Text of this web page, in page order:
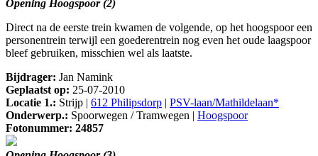
Opening Hoogspoor (2)
Direct na de eerste trein kwamen de volgende, op het hoogspoor een
personentrein terwijl een goederentrein nog even het oude laagspoor
bleef gebruiken, misschien wel als laatste.
Bijdrager: Jan Namink
Geplaatst op: 25-07-2010
Locatie 1.: Strijp | 612 Philipsdorp | PSV-laan/Mathildelaan*
Onderwerp.: Spoorwegen / Tramwegen | Hoogspoor
Fotonummer: 24857